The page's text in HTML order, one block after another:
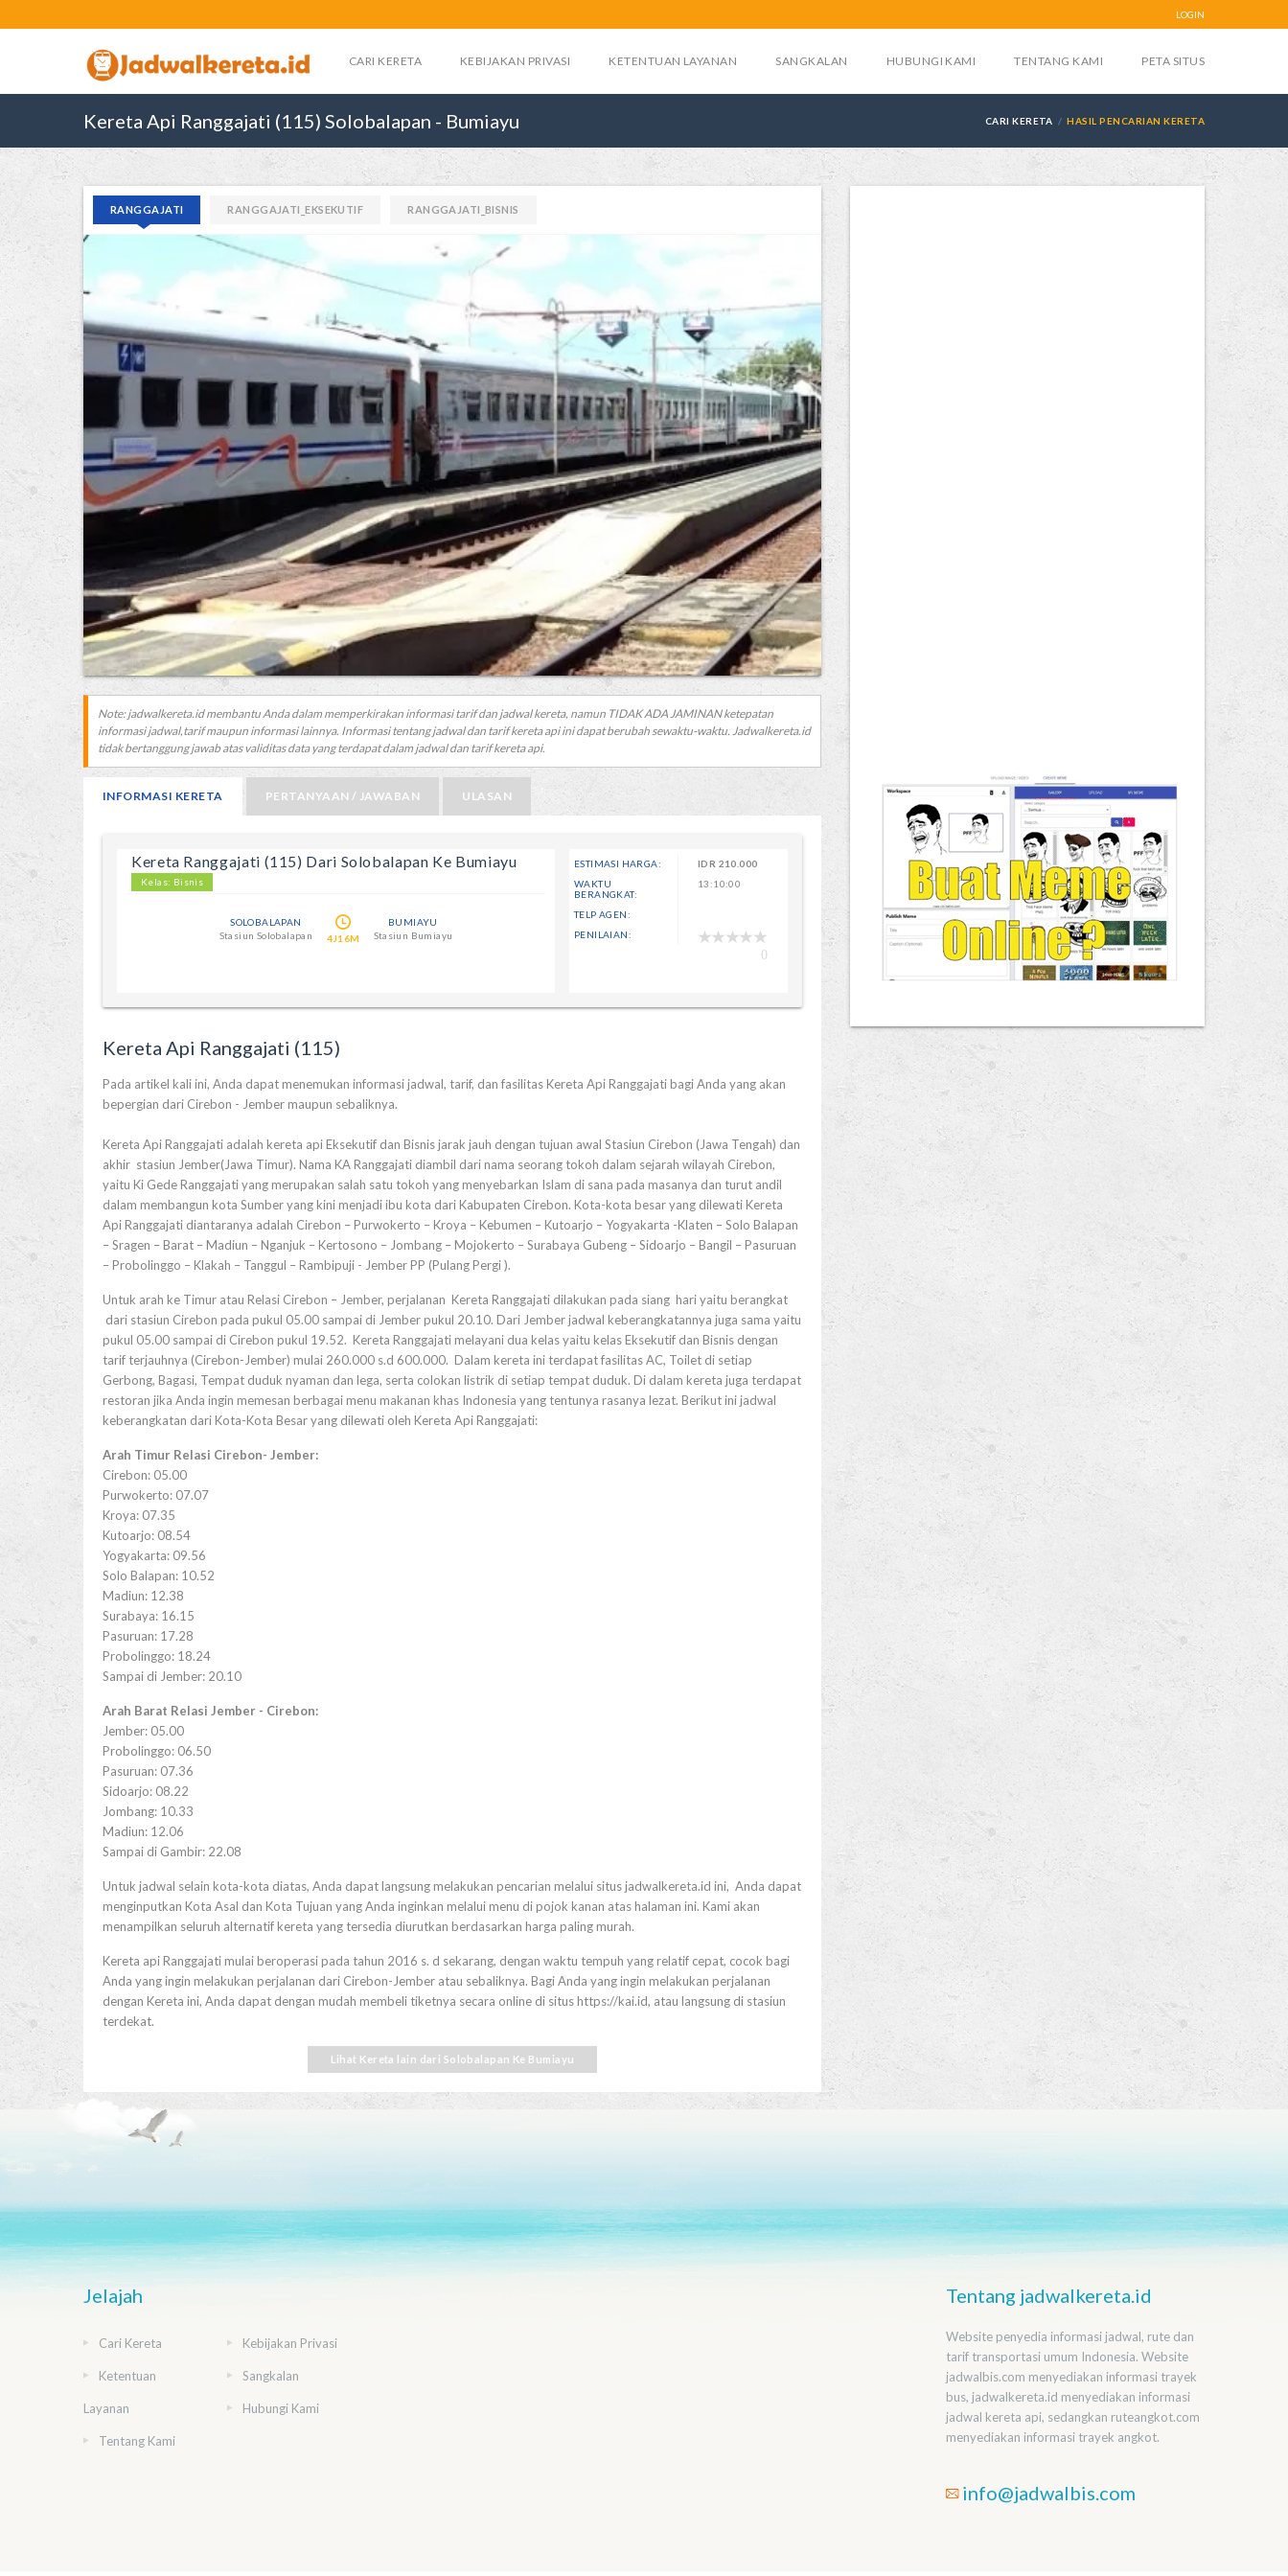
LOGIN
CARI KERETA KEBIJAKAN PRIVASI KETENTUAN LAYANAN SANGKALAN HUBUNGI KAMI TENTANG KAMI PETA SITUS
Kereta Api Ranggajati (115) Solobalapan - Bumiayu CARI KERETA HASIL PENCARIAN KERETA
RANGGAJATI RANGGAJATI_EKSEKUTIF RANGGAJATI_BISNIS
Note: jadwalkereta.id membantu Anda dalam memperkirakan informasi tarif dan jadwal kereta, namun TIDAK ADA JAMINAN ketepatan
informasi jadwal,tarif maupun informasi lainnya. Informasi tentang jadwal dan tarif kereta api ini dapat berubah sewaktu-waktu. Jadwalkereta.id
tidak bertanggung jawab atas validitas data yang terdapat dalam jadwal dan tarif kereta api.
INFORMASI KERETA PERTANYAAN / JAWABAN ULASAN
Kereta Ranggajati (115) Dari Solobalapan Ke Bumiayu
Kelas: Bisnis
SOLOBALAPAN
Stasiun Solobalapan
4J16M
BUMIAYU
Stasiun Bumiayu
ESTIMASI HARGA: IDR 210.000
WAKTU
BERANGKAT:
13:10:00
TELP AGEN:
PENILAIAN:
0
Kereta Api Ranggajati (115)
Pada artikel kali ini, Anda dapat menemukan informasi jadwal, tarif, dan fasilitas Kereta Api Ranggajati bagi Anda yang akan
bepergian dari Cirebon - Jember maupun sebaliknya.
Kereta Api Ranggajati adalah kereta api Eksekutif dan Bisnis jarak jauh dengan tujuan awal Stasiun Cirebon (Jawa Tengah) dan
akhir stasiun Jember(Jawa Timur). Nama KA Ranggajati diambil dari nama seorang tokoh dalam sejarah wilayah Cirebon,
yaitu Ki Gede Ranggajati yang merupakan salah satu tokoh yang menyebarkan Islam di sana pada masanya dan turut andil
dalam membangun kota Sumber yang kini menjadi ibu kota dari Kabupaten Cirebon. Kota-kota besar yang dilewati Kereta
Api Ranggajati diantaranya adalah Cirebon – Purwokerto – Kroya – Kebumen – Kutoarjo – Yogyakarta -Klaten – Solo Balapan
– Sragen – Barat – Madiun – Nganjuk – Kertosono – Jombang – Mojokerto – Surabaya Gubeng – Sidoarjo – Bangil – Pasuruan
– Probolinggo – Klakah – Tanggul – Rambipuji - Jember PP (Pulang Pergi ).
Untuk arah ke Timur atau Relasi Cirebon – Jember, perjalanan Kereta Ranggajati dilakukan pada siang hari yaitu berangkat
dari stasiun Cirebon pada pukul 05.00 sampai di Jember pukul 20.10. Dari Jember jadwal keberangkatannya juga sama yaitu
pukul 05.00 sampai di Cirebon pukul 19.52. Kereta Ranggajati melayani dua kelas yaitu kelas Eksekutif dan Bisnis dengan
tarif terjauhnya (Cirebon-Jember) mulai 260.000 s.d 600.000. Dalam kereta ini terdapat fasilitas AC, Toilet di setiap
Gerbong, Bagasi, Tempat duduk nyaman dan lega, serta colokan listrik di setiap tempat duduk. Di dalam kereta juga terdapat
restoran jika Anda ingin memesan berbagai menu makanan khas Indonesia yang tentunya rasanya lezat. Berikut ini jadwal
keberangkatan dari Kota-Kota Besar yang dilewati oleh Kereta Api Ranggajati:
Arah Timur Relasi Cirebon- Jember:
Cirebon: 05.00
Purwokerto: 07.07
Kroya: 07.35
Kutoarjo: 08.54
Yogyakarta: 09.56
Solo Balapan: 10.52
Madiun: 12.38
Surabaya: 16.15
Pasuruan: 17.28
Probolinggo: 18.24
Sampai di Jember: 20.10
Arah Barat Relasi Jember - Cirebon:
Jember: 05.00
Probolinggo: 06.50
Pasuruan: 07.36
Sidoarjo: 08.22
Jombang: 10.33
Madiun: 12.06
Sampai di Gambir: 22.08
Untuk jadwal selain kota-kota diatas, Anda dapat langsung melakukan pencarian melalui situs jadwalkereta.id ini, Anda dapat
menginputkan Kota Asal dan Kota Tujuan yang Anda inginkan melalui menu di pojok kanan atas halaman ini. Kami akan
menampilkan seluruh alternatif kereta yang tersedia diurutkan berdasarkan harga paling murah.
Kereta api Ranggajati mulai beroperasi pada tahun 2016 s. d sekarang, dengan waktu tempuh yang relatif cepat, cocok bagi
Anda yang ingin melakukan perjalanan dari Cirebon-Jember atau sebaliknya. Bagi Anda yang ingin melakukan perjalanan
dengan Kereta ini, Anda dapat dengan mudah membeli tiketnya secara online di situs https://kai.id, atau langsung di stasiun
terdekat.
Lihat Kereta lain dari Solobalapan Ke Bumiayu
Jelajah
Cari Kereta Kebijakan Privasi
Ketentuan
Layanan
Sangkalan
Hubungi Kami
Tentang Kami
Tentang jadwalkereta.id
Website penyedia informasi jadwal, rute dan
tarif transportasi umum Indonesia. Website
jadwalbis.com menyediakan informasi trayek
bus, jadwalkereta.id menyediakan informasi
jadwal kereta api, sedangkan ruteangkot.com
menyediakan informasi trayek angkot.
info@jadwalbis.com